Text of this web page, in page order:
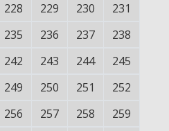
228 229 230
231
235 236 237
238
242 243 244
245
249 250 251
252
256 257 258
259